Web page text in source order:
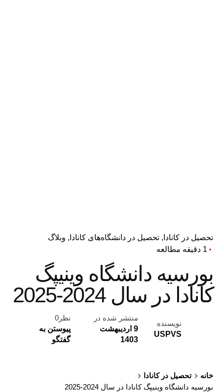
تحصیل در کانادا تحصیل در دانشگاه‌های کانادا
وبلاگ
1 دقیقه مطالعه
بورسیه دانشگاه وینیپگ
کانادا در سال 2024-2025
نویسنده
USPVS
منتشر شده در
9 اردیبهشت
1403
نظر0
پیوستن به
گفتگو
خانه
تحصیل در کانادا
بورسیه دانشگاه وینیپگ کانادا در سال 2024-2025